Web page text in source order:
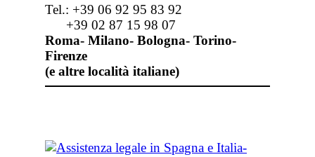
Tel.: +39 06 92 95 83 92
+39 02 87 15 98 07
Roma- Milano- Bologna- Torino-
Firenze
(e altre località italiane)